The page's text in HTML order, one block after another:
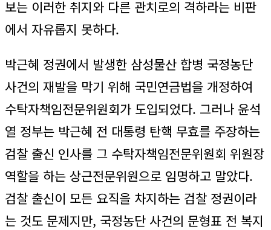
보는 이러한 취지와 다른 관치로의 격하라는 비판
에서 자유롭지 못하다.
박근혜 정권에서 발생한 삼성물산 합병 국정농단
사건의 재발을 막기 위해 국민연금법을 개정하여
수탁자책임전문위원회가 도입되었다. 그러나 윤석
열 정부는 박근혜 전 대통령 탄핵 무효를 주장하는
검찰 출신 인사를 그 수탁자책임전문위원회 위원장
역할을 하는 상근전문위원으로 임명하고 말았다.
검찰 출신이 모든 요직을 차지하는 검찰 정권이라
는 것도 문제지만, 국정농단 사건의 문형표 전 복지